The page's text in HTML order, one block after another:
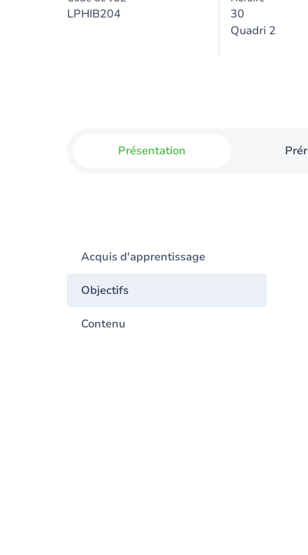
LPHIB204
30
Quadri 2
Présentation
Acquis d'apprentissage
Objectifs
Contenu